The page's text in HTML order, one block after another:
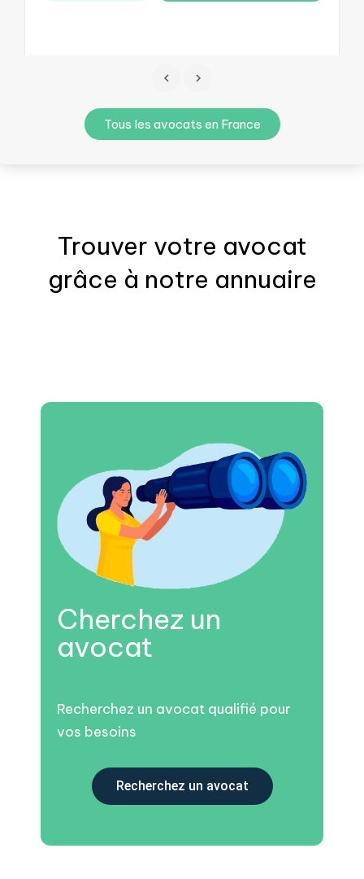
Tous les avocats en France
Trouver votre avocat
grâce à notre annuaire
Cherchez un
avocat
Recherchez un avocat qualifié pour
vos besoins
Recherchez un avocat